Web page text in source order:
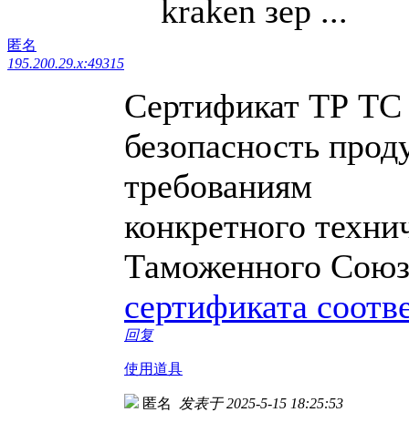
匿名
195.200.29.x:49315
kraken зер ...
Сертификат ТР
безопасность
требованиям
конкретного
Таможенного
сертификата
回复
使用道具
匿名 发表于 2025-5-15 18:25:53